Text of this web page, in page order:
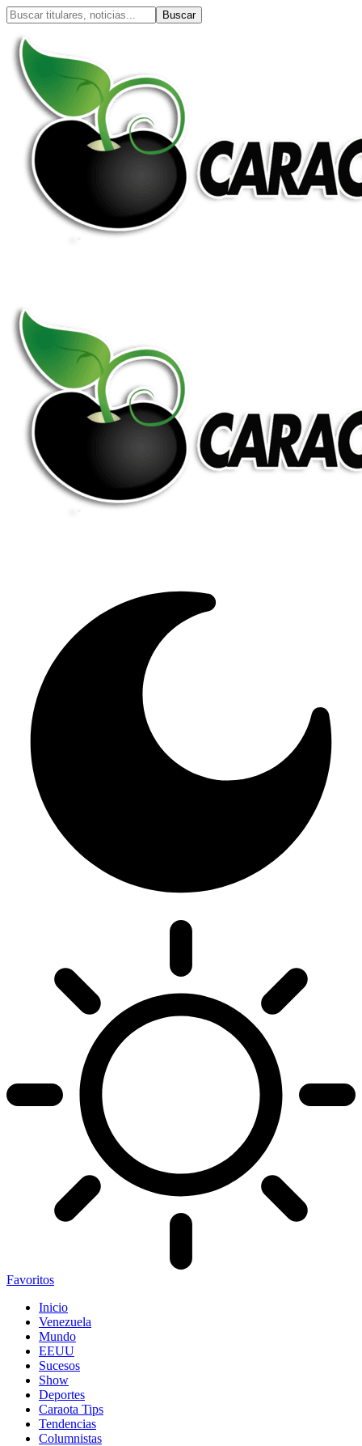
Favoritos
Inicio
Venezuela
Mundo
EEUU
Sucesos
Show
Deportes
Caraota Tips
Tendencias
Columnistas